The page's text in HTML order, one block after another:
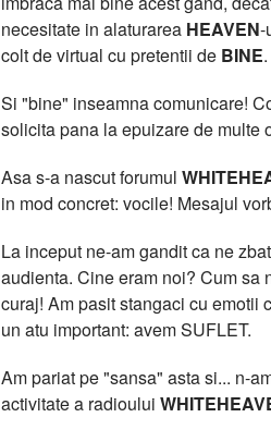
necesitate in alaturarea HEAVEN-
colt de virtual cu pretentii de BINE.
Si "bine" inseamna comunicare!
solicita pana la epuizare de multe
Asa s-a nascut forumul
in mod concret: vocile! Mesajul
La inceput ne-am gandit ca ne
audienta. Cine eram noi? Cum sa
curaj! Am pasit stangaci cu emotii
un atu important: avem SUFLET.
Am pariat pe "sansa" asta si... n-
activitate a radioului